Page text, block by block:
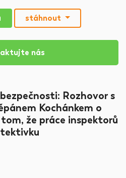
stáhnout
nás
Rozhovor s
Kochánkem o
že práce inspektorů